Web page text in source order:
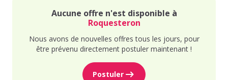
Aucune offre n'est disponible à
Roquesteron
Nous avons de nouvelles offres tous les jours, pour
être prévenu directement postuler maintenant !
Postuler